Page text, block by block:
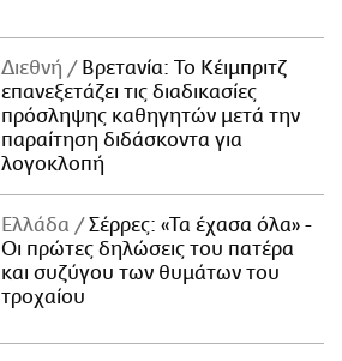
Διεθνή
Βρετανία: Το Κέιμπριτζ
επανεξετάζει τις διαδικασίες
πρόσληψης καθηγητών μετά την
παραίτηση διδάσκοντα για
λογοκλοπή
Ελλάδα
Σέρρες: «Τα έχασα όλα» -
Οι πρώτες δηλώσεις του πατέρα
και συζύγου των θυμάτων του
τροχαίου